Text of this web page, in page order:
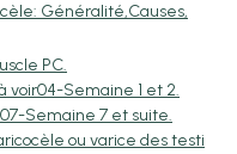
Généralité,Causes,
PC.
voir04-Semaine 1 et 2.
07-Semaine 7 et suite.
ou varice des testi